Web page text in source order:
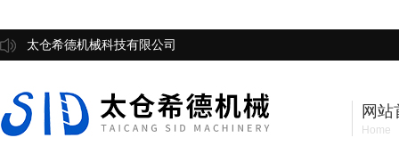
太仓希德机械科技有限公司
网站
Home